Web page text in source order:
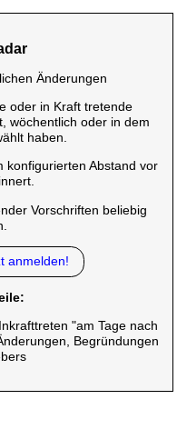
Änderungen
oder in Kraft tretende
wöchentlich oder in dem
haben.
konfigurierten Abstand vor
Vorschriften beliebig
anmelden!
"am Tage nach
Begründungen